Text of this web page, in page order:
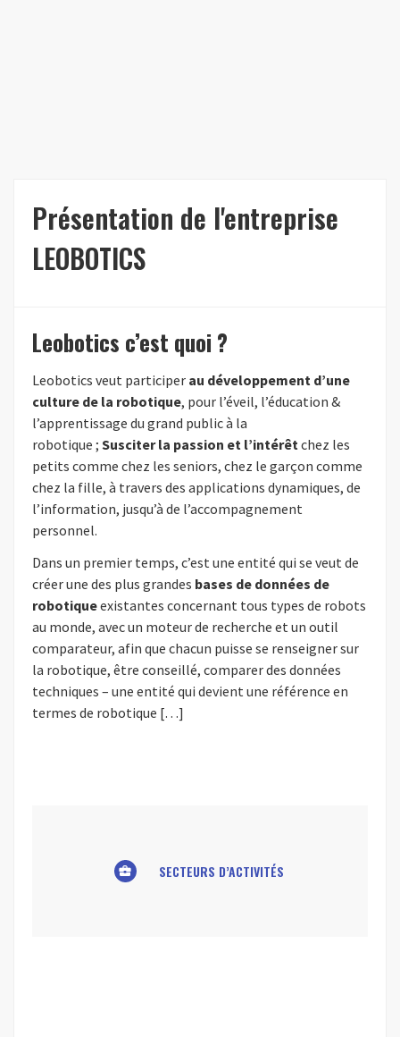
Présentation de l'entreprise
LEOBOTICS
Leobotics c’est quoi ?
Leobotics veut participer au développement d’une
culture de la robotique, pour l’éveil, l’éducation &
l’apprentissage du grand public à la
robotique ; Susciter la passion et l’intérêtchez les
petits comme chez les seniors, chez le garçon comme
chez la fille, à travers des applications dynamiques, de
l’information, jusqu’à de l’accompagnement
personnel.
Dans un premier temps, c’est une entité qui se veut de
créer une des plus grandes bases de données de
robotiqueexistantes concernant tous types de robots
au monde, avec un moteur de recherche et un outil
comparateur, afin que chacun puisse se renseigner sur
la robotique, être conseillé, comparer des données
techniques – une entité qui devient une référence en
termes de robotique […]
business_center SECTEURS D’ACTIVITÉS